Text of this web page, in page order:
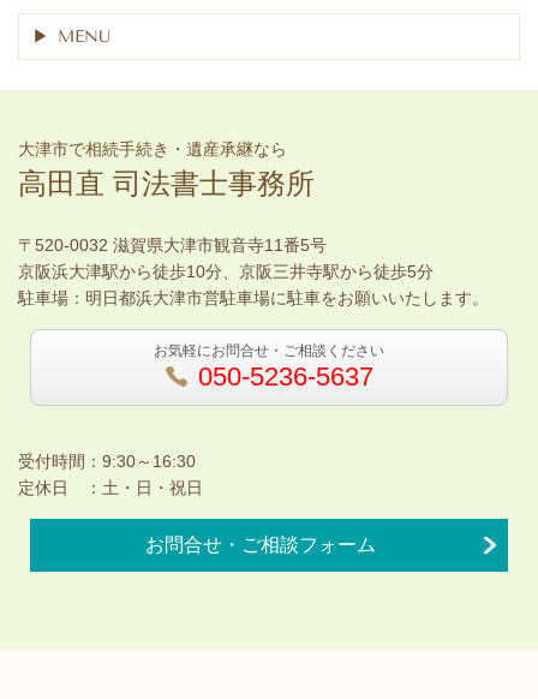
MENU
大津市で相続手続き・遺産承継なら
高田直 司法書士事務所
〒520-0032 滋賀県大津市観音寺11番5号
京阪浜大津駅から徒歩10分、京阪三井寺駅から徒歩5分
駐車場：明日都浜大津市営駐車場に駐車をお願いいたします。
お気軽にお問合せ・ご相談ください
050-5236-5637
受付時間：9:30～16:30
定休日 ：土・日・祝日
お問合せ・ご相談フォーム